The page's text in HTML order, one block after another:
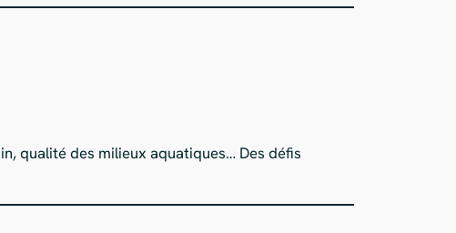
qualité des milieux aquatiques… Des défis